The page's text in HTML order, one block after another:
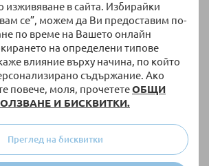
в сайта. Избирайки
се”, можем да Ви предоставим по-
по време на Вашето онлайн
на определени типове
влияние върху начина, по който
съдържание. Ако
повече, моля, прочететеОБЩИ
И БИСКВИТКИ.
Преглед на бисквитки
Изпратете